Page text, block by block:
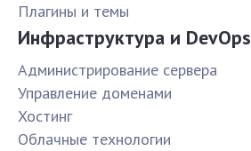
Плагины и темы
Инфраструктура и DevOps
Администрирование сервера
Управление доменами
Хостинг
Облачные технологии